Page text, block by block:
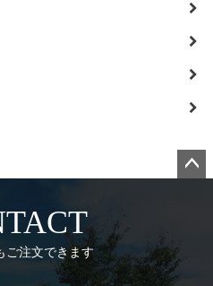
ご注文できます